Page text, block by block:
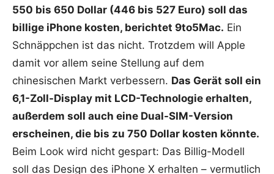
550 bis 650 Dollar (446 bis 527 Euro) soll das
billige iPhone kosten, berichtet 9to5Mac. Ein
Schnäppchen ist das nicht. Trotzdem will Apple
damit vor allem seine Stellung auf dem
chinesischen Markt verbessern. Das Gerät soll ein
6,1-Zoll-Display mit LCD-Technologie erhalten,
außerdem soll auch eine Dual-SIM-Version
erscheinen, die bis zu 750 Dollar kosten könnte.
Beim Look wird nicht gespart: Das Billig-Modell
soll das Design des iPhone X erhalten – vermutlich